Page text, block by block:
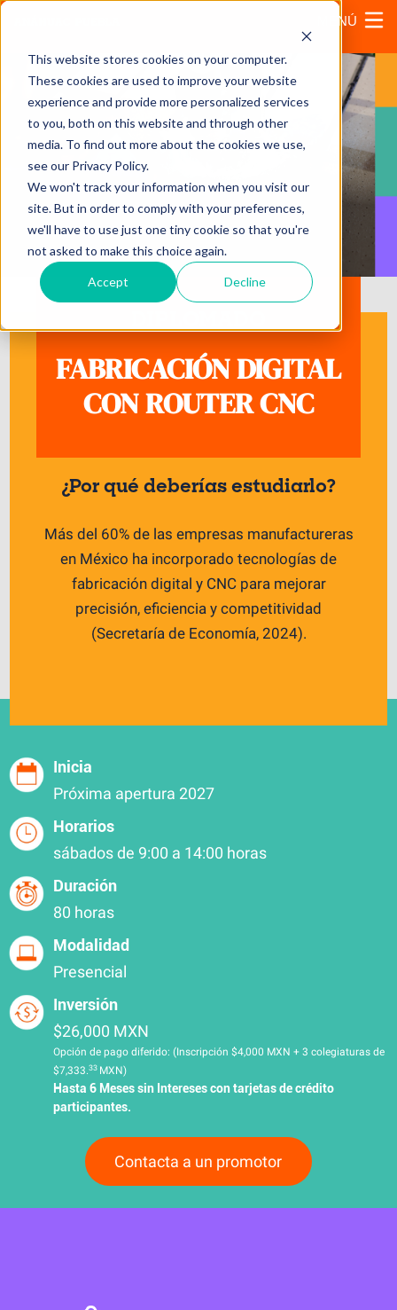
This website stores cookies on your computer.
These cookies are used to improve your website
experience and provide more personalized services
to you, both on this website and through other
media. To find out more about the cookies we use,
see our Privacy Policy.
We won't track your information when you visit our
site. But in order to comply with your preferences,
we'll have to use just one tiny cookie so that you're
not asked to make this choice again.
Accept Decline
MENÚ
FABRICACIÓN DIGITAL
CON ROUTER CNC
¿Por qué deberías estudiarlo?
Más del 60% de las empresas manufactureras
en México ha incorporado tecnologías de
fabricación digital y CNC para mejorar
precisión, eficiencia y competitividad
(Secretaría de Economía, 2024).
Inicia
Próxima apertura 2027
Horarios
sábados de 9:00 a 14:00 horas
Duración
80 horas
Modalidad
Presencial
Inversión
$26,000 MXN
Opción de pago diferido: (Inscripción $4,000 MXN + 3 colegiaturas de
$7,333.33 MXN)
Hasta 6 Meses sin Intereses con tarjetas de crédito
participantes.
Contacta a un promotor